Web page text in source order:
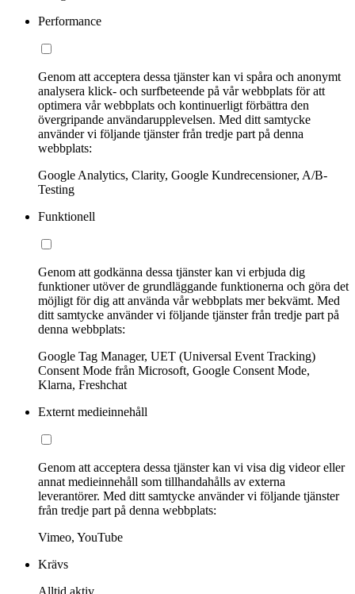
Performance
Genom att acceptera dessa tjänster kan vi spåra och anonymt
analysera klick- och surfbeteende på vår webbplats för att
optimera vår webbplats och kontinuerligt förbättra den
övergripande användarupplevelsen. Med ditt samtycke
använder vi följande tjänster från tredje part på denna
webbplats:
Google Analytics, Clarity, Google Kundrecensioner, A/B-
Testing
Funktionell
Genom att godkänna dessa tjänster kan vi erbjuda dig
funktioner utöver de grundläggande funktionerna och göra det
möjligt för dig att använda vår webbplats mer bekvämt. Med
ditt samtycke använder vi följande tjänster från tredje part på
denna webbplats:
Google Tag Manager, UET (Universal Event Tracking)
Consent Mode från Microsoft, Google Consent Mode,
Klarna, Freshchat
Externt medieinnehåll
Genom att acceptera dessa tjänster kan vi visa dig videor eller
annat medieinnehåll som tillhandahålls av externa
leverantörer. Med ditt samtycke använder vi följande tjänster
från tredje part på denna webbplats:
Vimeo, YouTube
Krävs
Alltid aktiv